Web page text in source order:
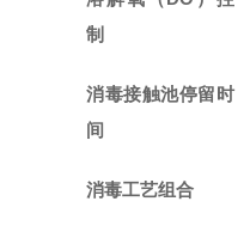
制
消毒接触池停留时
间
消毒工艺组合